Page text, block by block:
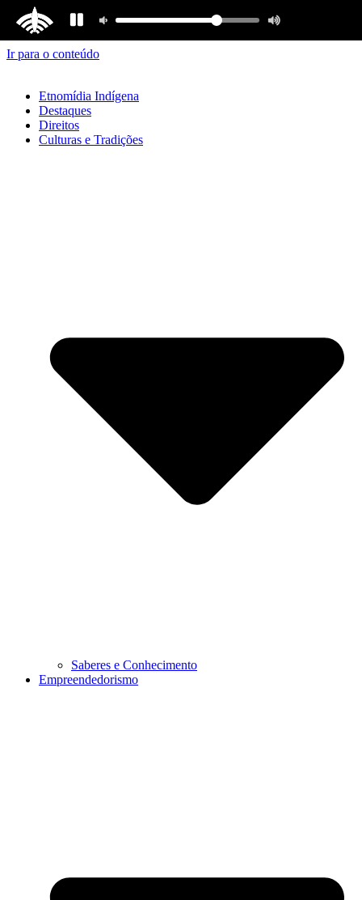
Ir para o conteúdo
Etnomídia Indígena
Destaques
Direitos
Culturas e Tradições
Saberes e Conhecimento
Empreendedorismo